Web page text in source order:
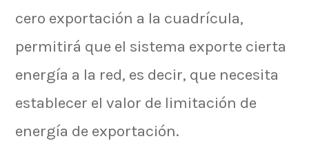
cero exportación a la cuadrícula,
permitirá que el sistema exporte cierta
energía a la red, es decir, que necesita
establecer el valor de limitación de
energía de exportación.